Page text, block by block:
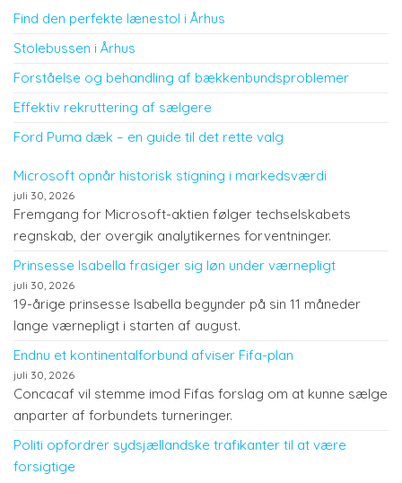
Find den perfekte lænestol i Århus
Stolebussen i Århus
Forståelse og behandling af bækkenbundsproblemer
Effektiv rekruttering af sælgere
Ford Puma dæk – en guide til det rette valg
Microsoft opnår historisk stigning i markedsværdi
juli 30, 2026
Fremgang for Microsoft-aktien følger techselskabets
regnskab, der overgik analytikernes forventninger.
Prinsesse Isabella frasiger sig løn under værnepligt
juli 30, 2026
19-årige prinsesse Isabella begynder på sin 11 måneder
lange værnepligt i starten af august.
Endnu et kontinentalforbund afviser Fifa-plan
juli 30, 2026
Concacaf vil stemme imod Fifas forslag om at kunne sælge
anparter af forbundets turneringer.
Politi opfordrer sydsjællandske trafikanter til at være
forsigtige